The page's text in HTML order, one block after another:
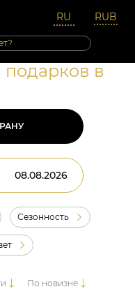
подарков в
Сезонность
По новизне